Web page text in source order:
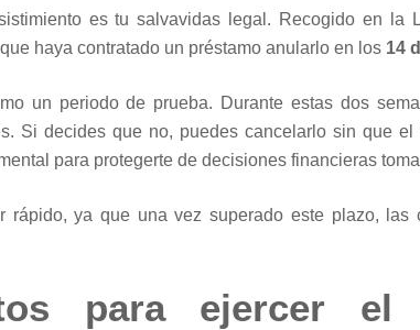
es tu salvavidas legal. Recogido en la
haya contratado un préstamo anularlo en los 14
un periodo de prueba. Durante estas dos
Si decides que no, puedes cancelarlo sin que
para protegerte de decisiones financieras
rápido, ya que una vez superado este plazo,
para ejercer el